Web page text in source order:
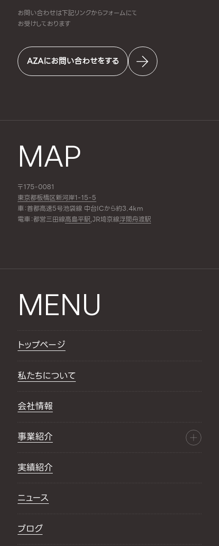
お問い合わせは下記リンクからフォームにて
お受けしております
AZAにお問い合わせをする
MAP
〒175-0081
東京都板橋区新河岸1-15-5
車：首都高速5号池袋線 中台ICから約3.4km
電車：都営三田線高島平駅,JR埼京線浮間舟渡駅
MENU
トップページ
私たちについて
会社情報
事業紹介
実績紹介
ニュース
ブログ